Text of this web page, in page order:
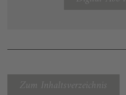
Zum Inhaltsverzeichnis